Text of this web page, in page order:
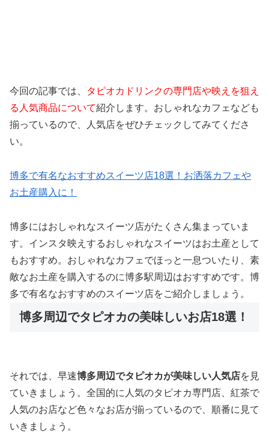
今回の記事では、
タピオカドリンクの専門店や映えを狙え
る人気商品について紹介します。おしゃれなカフェなども
揃っているので、人気店をぜひチェックしてみてくださ
い。
博多で有名なおすすめスイーツ店18選！お洒落カフェや
お土産購入に！
博多にはおしゃれなスイーツ店がたくさん集まっていま
す。インスタ映えするおしゃれなスイーツはお土産として
もおすすめ。おしゃれなカフェでほっと一息ついたり、素
敵なお土産を購入するのに博多駅周辺はおすすめです。博
多で有名なおすすめのスイーツ店をご紹介しましょう。
博多周辺でタピオカの美味しいお店18選！
それでは、早速博多周辺でタピオカが美味しい人気店を見
ていきましょう。全国的に人気のタピオカ専門店、紅茶で
人気のお店など色々なお店が揃っているので、順番に見て
いきましょう。